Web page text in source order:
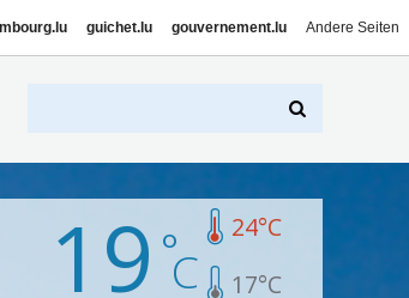
guichet.lu gouvernement.lu Andere Seiten
19 24°C
17°C